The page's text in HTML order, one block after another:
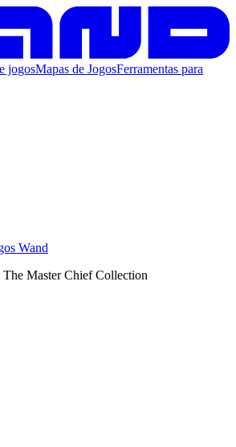
jogosMapas de JogosFerramentas para
Wand
Master Chief Collection